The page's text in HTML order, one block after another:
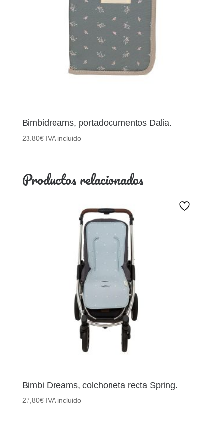
Bimbidreams, portadocumentos Dalia.
23,80€ IVA incluido
Productos relacionados
Bimbi Dreams, colchoneta recta Spring.
27,80€ IVA incluido